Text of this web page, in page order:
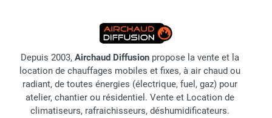
Depuis 2003, Airchaud Diffusion propose la vente et la
location de chauffages mobiles et fixes, à air chaud ou
radiant, de toutes énergies (électrique, fuel, gaz) pour
atelier, chantier ou résidentiel. Vente et Location de
climatiseurs, rafraichisseurs, déshumidificateurs.